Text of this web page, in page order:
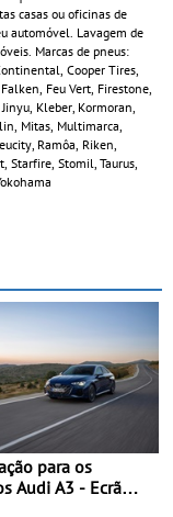
casas ou oficinas de
automóvel. Lavagem de
Marcas de pneus:
Cooper Tires,
Feu Vert, Firestone,
Kleber, Kormoran,
Mitas, Multimarca,
Ramôa, Riken,
Starfire, Stomil, Taurus,
para os
Audi A3 - Ecrã